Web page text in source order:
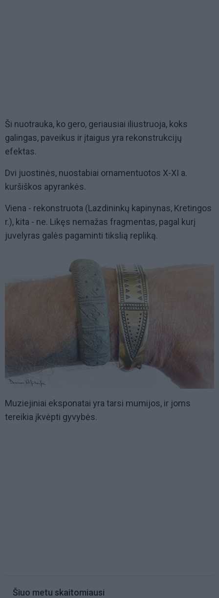
Ši nuotrauka, ko gero, geriausiai iliustruoja, koks
galingas, paveikus ir įtaigus yra rekonstrukcijų
efektas.
Dvi juostinės, nuostabiai ornamentuotos X-XI a.
kuršiškos apyrankės.
Viena - rekonstruota (Lazdininkų kapinynas, Kretingos
r.), kita - ne. Likęs nemažas fragmentas, pagal kurį
juvelyras galės pagaminti tikslią repliką.
Muziejiniai eksponatai yra tarsi mumijos, ir joms
tereikia įkvėpti gyvybės.
Šiuo metu skaitomiausi